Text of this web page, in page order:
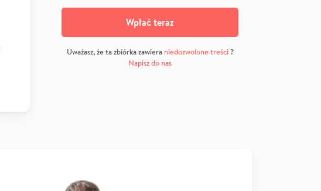
Wpłać teraz
Uważasz, że ta zbiórka zawiera niedozwolone treści?
Napisz do nas